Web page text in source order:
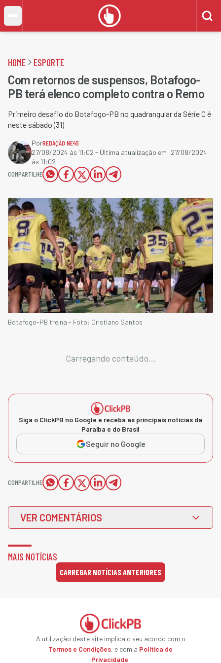
HOME ESPORTE
Com retornos de suspensos, Botafogo-
PB terá elenco completo contra o Remo
Primeiro desafio do Botafogo-PB no quadrangular da Série C é
neste sábado (31)
PorREDAÇÃO NE45
27/08/2024 às 11:02 - Última atualização em: 27/08/2024
às 11:02
COMPARTILHE
Botafogo-PB treina - Foto: Cristiano Santos
Carregando conteúdo...
Siga o ClickPB no Google e receba as principais notícias da
Paraíba e do Brasil
Seguir no Google
COMPARTILHE
VER COMENTÁRIOS
MAIS NOTÍCIAS
CARREGAR NOTÍCIAS ANTERIORES
A utilização deste site implica o seu acordo com o
Termos e Condições, e com a Política de
Privacidade.